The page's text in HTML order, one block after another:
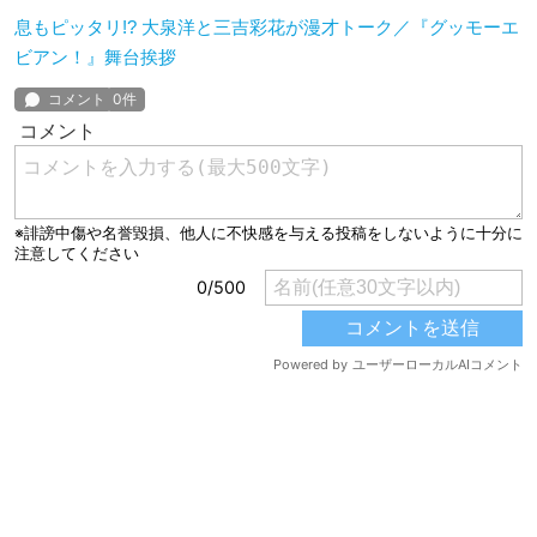
息もピッタリ!? 大泉洋と三吉彩花が漫才トーク／『グッモーエ
ビアン！』舞台挨拶